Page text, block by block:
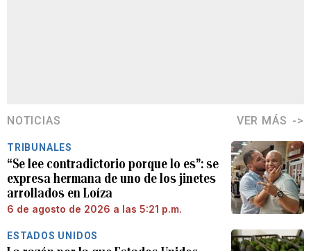
NOTICIAS VER MÁS
TRIBUNALES
“Se lee contradictorio porque lo es”: se
expresa hermana de uno de los jinetes
arrollados en Loíza
6 de agosto de 2026 a las 5:21 p.m.
ESTADOS UNIDOS